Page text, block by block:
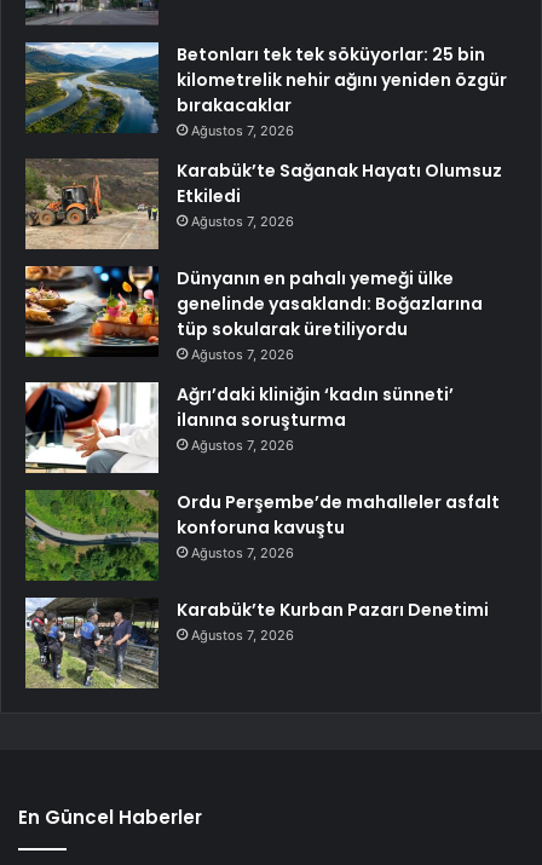
Betonları tek tek söküyorlar: 25 bin
kilometrelik nehir ağını yeniden özgür
bırakacaklar
Ağustos 7, 2026
Karabük’te Sağanak Hayatı Olumsuz
Etkiledi
Ağustos 7, 2026
Dünyanın en pahalı yemeği ülke
genelinde yasaklandı: Boğazlarına
tüp sokularak üretiliyordu
Ağustos 7, 2026
Ağrı’daki kliniğin ‘kadın sünneti’
ilanına soruşturma
Ağustos 7, 2026
Ordu Perşembe’de mahalleler asfalt
konforuna kavuştu
Ağustos 7, 2026
Karabük’te Kurban Pazarı Denetimi
Ağustos 7, 2026
En Güncel Haberler